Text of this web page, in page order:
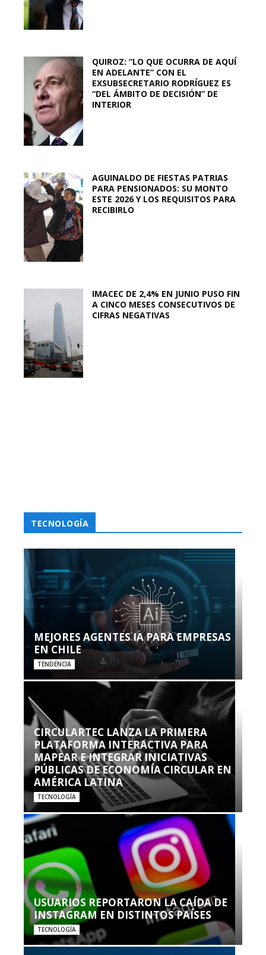
QUIROZ: “LO QUE OCURRA DE AQUÍ
EN ADELANTE” CON EL
EXSUBSECRETARIO RODRÍGUEZ ES
“DEL ÁMBITO DE DECISIÓN” DE
INTERIOR
AGUINALDO DE FIESTAS PATRIAS
PARA PENSIONADOS: SU MONTO
ESTE 2026 Y LOS REQUISITOS PARA
RECIBIRLO
IMACEC DE 2,4% EN JUNIO PUSO FIN
A CINCO MESES CONSECUTIVOS DE
CIFRAS NEGATIVAS
TECNOLOGÍA
MEJORES AGENTES IA PARA EMPRESAS
EN CHILE
TENDENCIA
CIRCULARTEC LANZA LA PRIMERA
PLATAFORMA INTERACTIVA PARA
MAPEAR E INTEGRAR INICIATIVAS
PÚBLICAS DE ECONOMÍA CIRCULAR EN
AMÉRICA LATINA
TECNOLOGÍA
USUARIOS REPORTARON LA CAÍDA DE
INSTAGRAM EN DISTINTOS PAÍSES
TECNOLOGÍA